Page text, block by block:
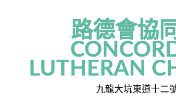
路德會協
LUTHERAN
九龍大坑東道十二